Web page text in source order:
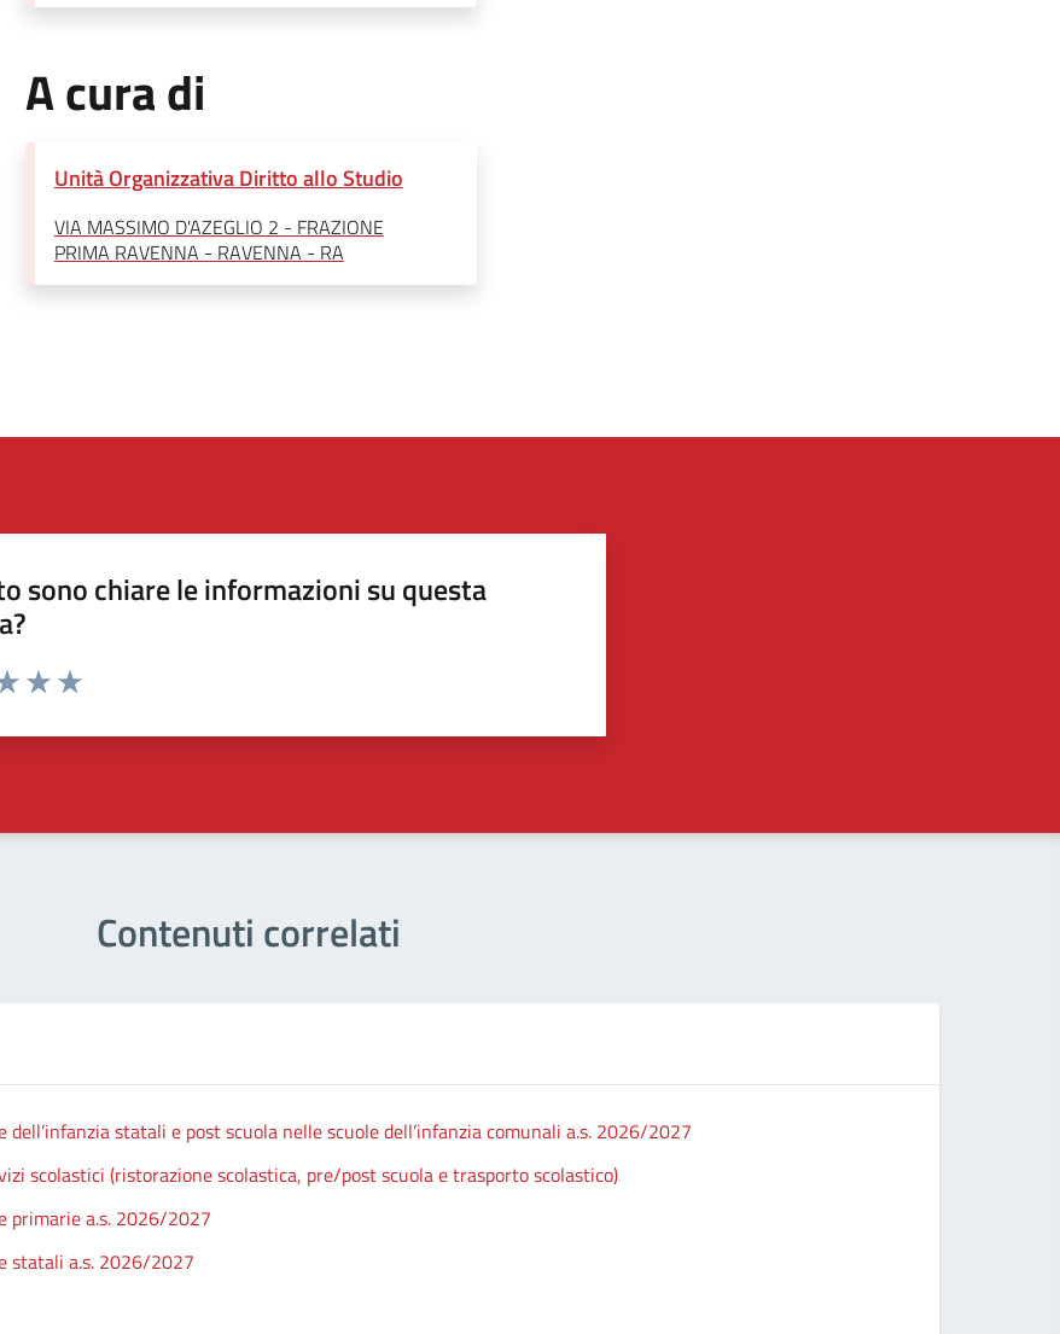
A cura di
Unità Organizzativa Diritto allo Studio
VIA MASSIMO D'AZEGLIO 2 - FRAZIONE
PRIMA RAVENNA - RAVENNA - RA
sono chiare le informazioni su questa
Contenuti correlati
statali e post scuola nelle scuole dell’infanzia comunali a.s. 2026/2027
scolastici (ristorazione scolastica, pre/post scuola e trasporto scolastico)
primarie a.s. 2026/2027
statali a.s. 2026/2027